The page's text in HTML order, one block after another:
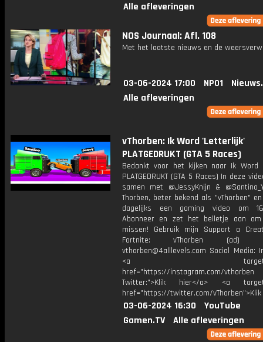
Alle afleveringen
NOS Journaal: Afl. 108
Met het laatste nieuws en de
03-06-2024 17:00 NPO1
Alle afleveringen
vThorben: Ik Word 'Letterlijk'
PLATGEDRUKT (GTA 5 Races)
Bedankt voor het kijken naar Ik Word
PLATGEDRUKT (GTA 5 Races) In deze
samen met @JessyKnijn &
Thorben, beter bekend als "vThorben"
dagelijks een gaming video om
Abonneer en zet het belletje aan
missen! Gebruik mijn Support a
Fortnite: vThorben (ad)
vthorben@4alllevels.com Social Media:
<a
href="https://instagram.com/vthorben
Twitter:">Klik hier</a> <a
href="https://twitter.com/
03-06-2024 16:30
YouTube
Gamen.TV
Alle afleveringen